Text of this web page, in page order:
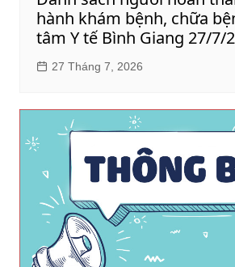
hành khám bệnh, chữa
tâm Y tế Bình Giang 27/7/
27 Tháng 7, 2026